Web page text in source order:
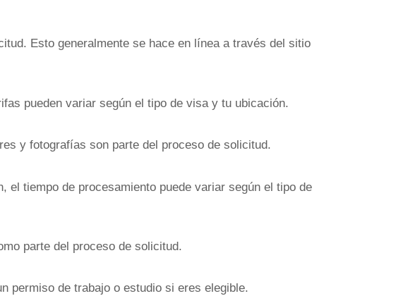
Esto generalmente se hace en línea a través del sitio
pueden variar según el tipo de visa y tu ubicación.
y fotografías son parte del proceso de solicitud.
el tiempo de procesamiento puede variar según el tipo de
parte del proceso de solicitud.
permiso de trabajo o estudio si eres elegible.